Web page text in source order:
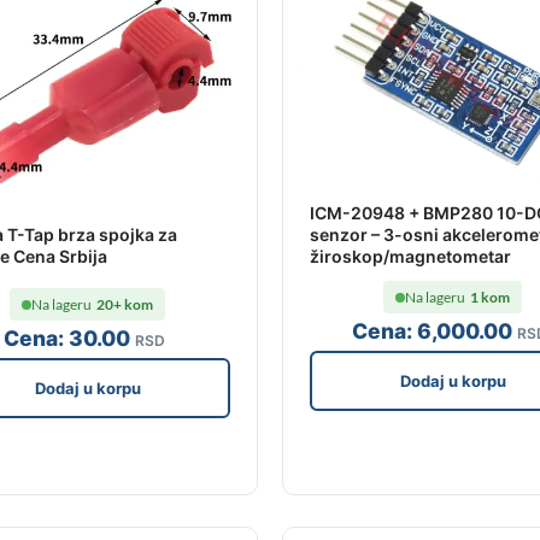
T-Tap brza spojka za
Cena Srbija
Cena:30.00 RSD
Na lageru 20+ kom
Dodaj u korpu
ICM-20948 + BMP280 10-
senzor – 3-osni
žiroskop/magnetometar
Cena:6,000.00
Na lageru 1 kom
Dodaj u korpu